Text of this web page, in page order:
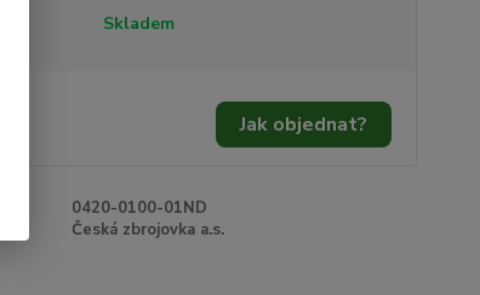
Skladem
Jak objednat?
0420-0100-01ND
Česká zbrojovka a.s.